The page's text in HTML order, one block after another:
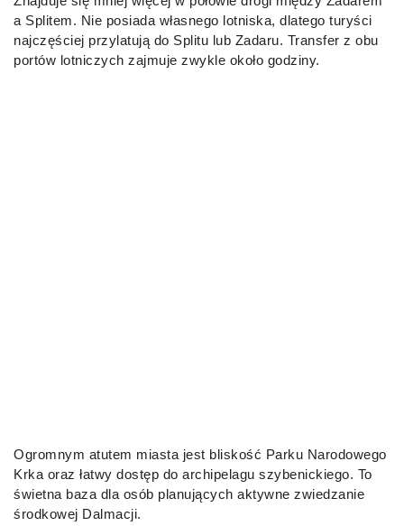
a Splitem. Nie posiada własnego lotniska, dlatego turyści
najczęściej przylatują do Splitu lub Zadaru. Transfer z obu
portów lotniczych zajmuje zwykle około godziny.
Ogromnym atutem miasta jest bliskość Parku Narodowego
Krka oraz łatwy dostęp do archipelagu szybenickiego. To
świetna baza dla osób planujących aktywne zwiedzanie
środkowej Dalmacji.